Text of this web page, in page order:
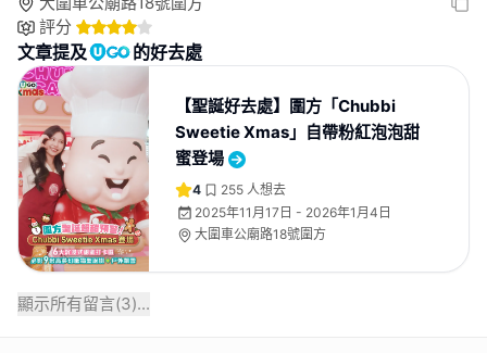
評分
文章提及 的好去處
【聖誕好去處】圍方「Chubbi
Sweetie Xmas」自帶粉紅泡泡甜
蜜登場
4 255 人想去
2025年11月17日 - 2026年1月4日
大圍車公廟路18號圍方
顯示所有留言(3)...